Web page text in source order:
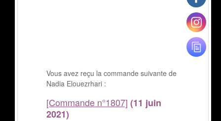
Vous avez reçu la commande suivante de
Nadia Elouezrhari :
[Commande n°1807] (11 juin
2021)